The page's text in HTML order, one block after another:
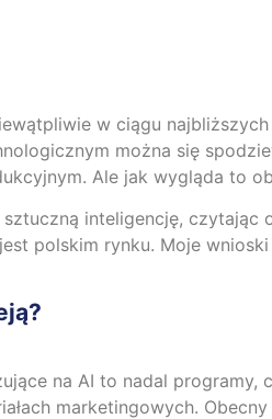
w ciągu
można się
Ale jak wygląda to
inteligencję, czytając
polskim rynku. Moje
na AI to nadal programy,
marketingowych.